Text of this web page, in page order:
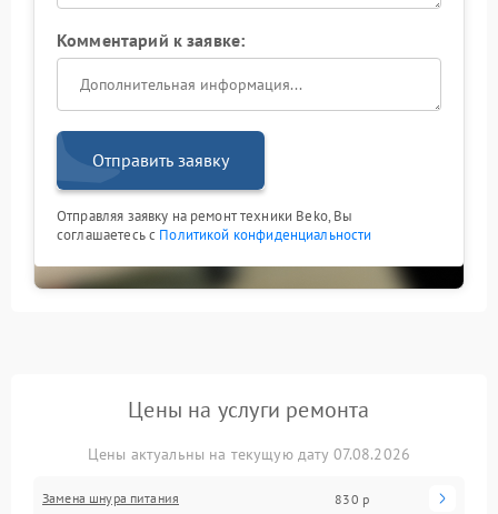
Комментарий к заявке:
Отправить заявку
Отправляя заявку на ремонт техники Beko, Вы
соглашаетесь с Политикой конфиденциальности
Цены на услуги ремонта
Цены актуальны на текущую дату 07.08.2026
Замена шнура питания 830 р